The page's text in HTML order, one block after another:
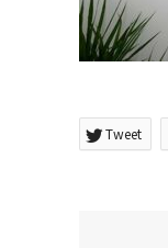
Tweet